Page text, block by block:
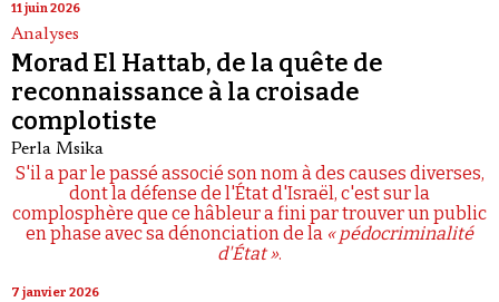
11 juin 2026
Analyses
Morad El Hattab, de la quête de
reconnaissance à la croisade
complotiste
Perla Msika
S'il a par le passé associé son nom à des causes diverses,
dont la défense de l'État d'Israël, c'est sur la
complosphère que ce hâbleur a fini par trouver un public
en phase avec sa dénonciation de la « pédocriminalité
d'État ».
7 janvier 2026